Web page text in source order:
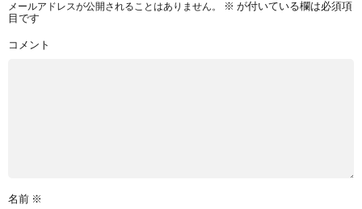
メールアドレスが公開されることはありません。 ※ が付いている欄は必須項
目です
コメント
名前 ※